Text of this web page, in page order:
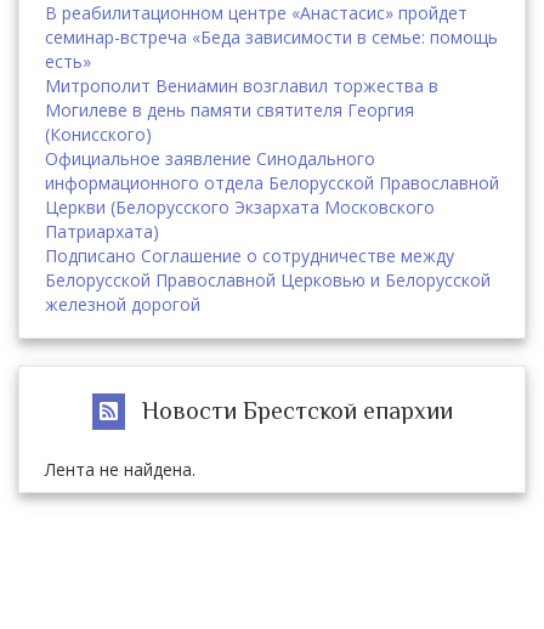
В реабилитационном центре «Анастасис» пройдет
семинар-встреча «Беда зависимости в семье: помощь
есть»
Митрополит Вениамин возглавил торжества в
Могилеве в день памяти святителя Георгия
(Конисского)
Официальное заявление Синодального
информационного отдела Белорусской Православной
Церкви (Белорусского Экзархата Московского
Патриархата)
Подписано Соглашение о сотрудничестве между
Белорусской Православной Церковью и Белорусской
железной дорогой
Новости Брестской епархии
Лента не найдена.